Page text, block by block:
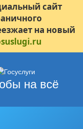
сайт
на новый
на всё